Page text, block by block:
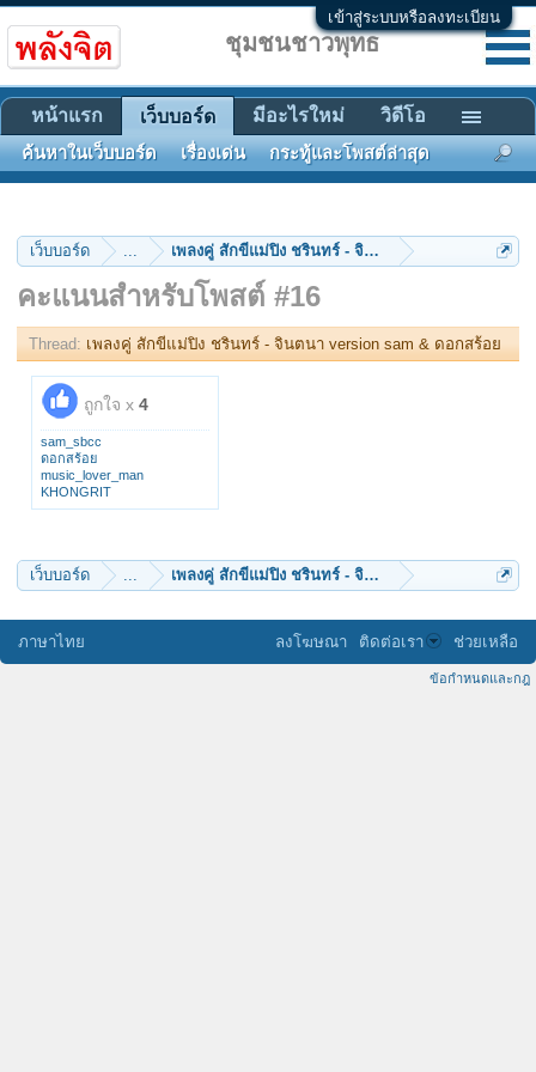
เข้าสู่ระบบหรือลงทะเบียน
เว็บบอร์ด ... เพลงคู่ สักขีแม่ปิง ชรินทร์ - จินตนา version sam & ด
คะแนนสำหรับโพสต์ #16
Thread: เพลงคู่ สักขีแม่ปิง ชรินทร์ - จินตนา version sam & ดอกสร้อย
ถูกใจ x 4
sam_sbcc
ดอกสร้อย
music_lover_man
KHONGRIT
เว็บบอร์ด ... เพลงคู่ สักขีแม่ปิง ชรินทร์ - จินตนา version sam & ด
ชุมชนชาวพุทธ
หน้าแรก เว็บบอร์ด
ค้นหาในเว็บบอร์ด เรื่องเด่น กระทู้และโพสต์ล่าสุด
มีอะไรใหม่ วิดีโอ
ภาษาไทย ลงโฆษณา ติดต่อเรา ช่วยเหลือ
ข้อกำหนดและกฎ